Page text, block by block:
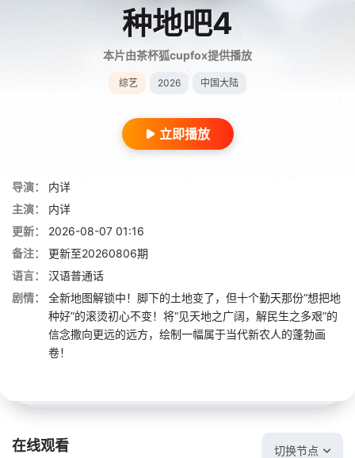
种地吧4
本片由茶杯狐cupfox提供播放
综艺 2026 中国大陆
立即播放
导演：
内详
主演：
内详
更新：
2026-08-07 01:16
备注：
更新至20260806期
语言：
汉语普通话
剧情：
全新地图解锁中！脚下的土地变了，但十个勤天那份“想把地
种好”的滚烫初心不变！将“见天地之广阔，解民生之多艰”的
信念撒向更远的远方，绘制一幅属于当代新农人的蓬勃画
卷！
在线观看 切换节点